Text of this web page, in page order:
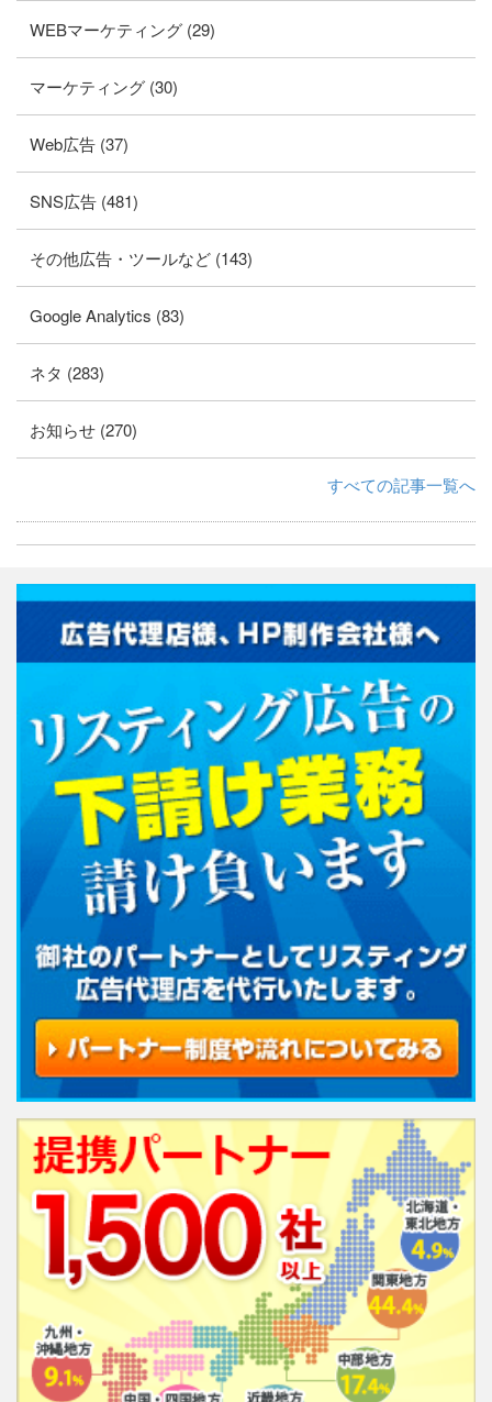
WEBマーケティング (29)
マーケティング (30)
Web広告 (37)
SNS広告 (481)
その他広告・ツールなど (143)
Google Analytics (83)
ネタ (283)
お知らせ (270)
すべての記事一覧へ